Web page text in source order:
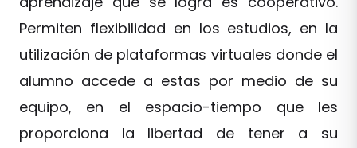
Permiten flexibilidad en los estudios, en la
utilización de plataformas virtuales donde el
alumno accede a estas por medio de su
equipo, en el espacio-tiempo que les
proporciona la libertad de tener a su